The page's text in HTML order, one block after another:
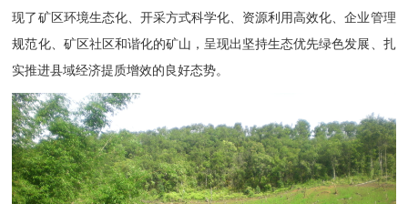
现了矿区环境生态化、开采方式科学化、资源利用高效化、企业管理
规范化、矿区社区和谐化的矿山，呈现出坚持生态优先绿色发展、扎
实推进县域经济提质增效的良好态势。